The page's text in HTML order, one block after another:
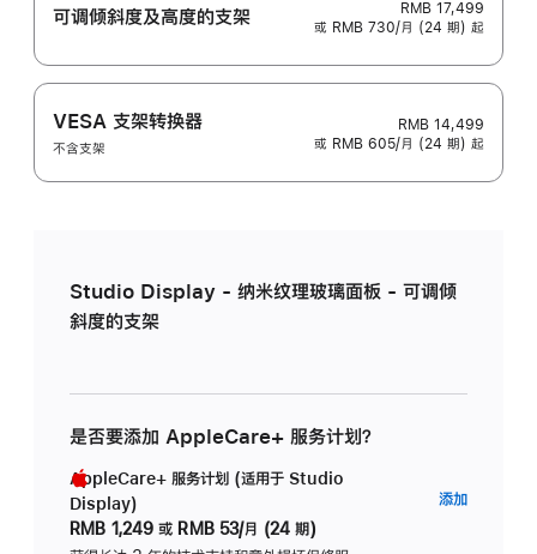
可调倾斜度及高‍度的支‍架
RMB 17,499
或 RMB 730/月 (24 期) 起
VESA 支架转换器
不含支架
RMB 14,499
或 RMB 605/月 (24 期) 起
Studio Display - 纳米纹理玻璃面板 - 可调倾
斜度的支架
是否要添加 AppleCare+ 服务计划？
AppleCare+ 服务计划 (适用于 Studio
Display)
RMB 1,249 或 RMB 53/月 (24 期)
添加